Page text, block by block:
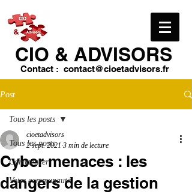
CIO & ​ADVISORS
Contact : contact@cioetadvisors.fr
Post
Tous les posts
Commencer
Votre communauté
Tous les posts
Cyber menaces : les
dangers de la gestion
cioetadvisors
2 sept. 2021 3 min de lecture